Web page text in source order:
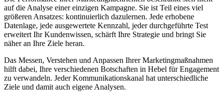
auf die Analyse einer einzigen Kampagne. Sie ist Teil eines viel
größeren Ansatzes: kontinuierlich dazulernen. Jede erhobene
Datenlage, jede ausgewertete Kennzahl, jeder durchgeführte Test
erweitert Ihr Kundenwissen, schärft Ihre Strategie und bringt Sie
näher an Ihre Ziele heran.
Das Messen, Verstehen und Anpassen Ihrer Marketingmaßnahmen
hilft dabei, Ihre verschiedenen Botschaften in Hebel für Engagement
zu verwandeln. Jeder Kommunikationskanal hat unterschiedliche
Ziele und damit auch eigene Analysen.